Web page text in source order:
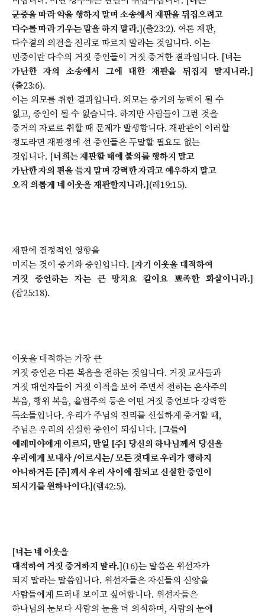
군중을 따라 악을 행하지 말며 소송에서 재판을 뒤집으려고
다수를 따라 기우는 말을 하지 말라.](출23:2). 여론 재판,
다수결의 의견을 진리로 따르지 말라는 것입니다. 이는
민중이란 다수의 거짓 증인들이 거짓 증거한 결과입니다. [너는
가난한 자의 소송에서 그에 대한 재판을 뒤집지 말지니라.]
(출23:6).
이는 외모를 취한 결과입니다. 외모는 증거의 능력이 될 수
없고, 증인이 될 수 없습니다. 하지만 사람들이 그런 것을
증거의 자료로 취할 때 문제가 발생합니다. 재판관이 이러할
정도라면 재판정에 선 증인들은 두말할 필요도 없는
것입니다. [너희는 재판할 때에 불의를 행하지 말고
가난한 자의 편을 들지 말며 강력한 자라고 예우하지 말고
오직 의롭게 네 이웃을 재판할지니라.](레19:15).
재판에 결정적인 영향을
미치는 것이 증거와 증인입니다. [자기 이웃을 대적하여
거짓 증언하는 자는 큰 망치요 칼이요 뾰족한 화살이니라.]
(잠25:18).
이웃을 대적하는 가장 큰
거짓 증언은 다른 복음을 전하는 것입니다. 거짓 교사들과
거짓 대언자들이 거짓 이적을 보여 주면서 전하는 은사주의
복음, 행위 복음, 율법주의 등은 어떤 거짓 증언보다 강력한
독소들입니다. 우리가 주님의 진리를 신실하게 증거할 때,
주님은 우리의 신실한 증인이 되십니다. [그들이
예레미야에게 이르되, 만일 [주] 당신의 하나님께서 당신을
우리에게 보내사 /이르시는/ 모든 것대로 우리가 행하지
아니하거든 [주]께서 우리 사이에 참되고 신실한 증인이
되시기를 원하나이다.](렘42:5).
[너는 네 이웃을
대적하여 거짓 증거하지 말라.](16)는 말씀은 위선자가
되지 말라는 말씀입니다. 위선자들은 자신들의 신앙을
사람들에게 드러내 보이고 싶어합니다. 위선자들은
하나님의 눈보다 사람의 눈을 더 의식하며, 사람의 눈에